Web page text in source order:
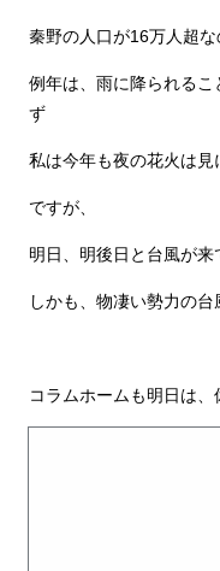
秦野の人口が16万人超
例年は、雨に降られる
ず
私は今年も夜の花火は見
ですが、
明日、明後日と台風が来
しかも、物凄い勢力の台
コラムホームも明日は、